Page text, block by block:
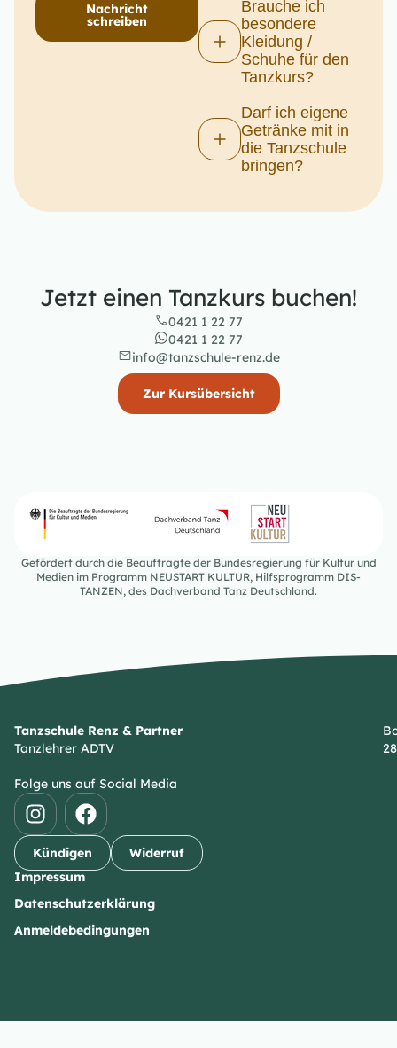
Nachricht
schreiben
Brauche ich
besondere
Kleidung /
Schuhe für den
Tanzkurs?
Darf ich eigene
Getränke mit in
die Tanzschule
bringen?
Jetzt einen Tanzkurs buchen!
0421 1 22 77
0421 1 22 77
info@tanzschule-renz.de
Zur Kursübersicht
Gefördert durch die Beauftragte der Bundesregierung für Kultur und
Medien im Programm NEUSTART KULTUR, Hilfsprogramm DIS-
TANZEN, des Dachverband Tanz Deutschland.
Tanzschule Renz & Partner
Tanzlehrer ADTV
Folge uns auf Social Media
Kündigen
Widerruf
Impressum
Datenschutzerklärung
Anmeldebedingungen